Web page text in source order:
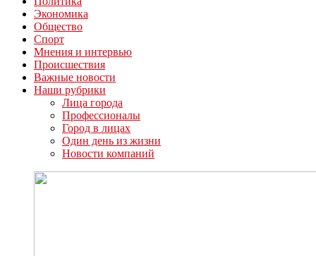
Экономика
Общество
Спорт
Мнения и интервью
Происшествия
Важные новости
Наши рубрики
Лица города
Профессионалы
Город в лицах
Один день из жизни
Новости компаний